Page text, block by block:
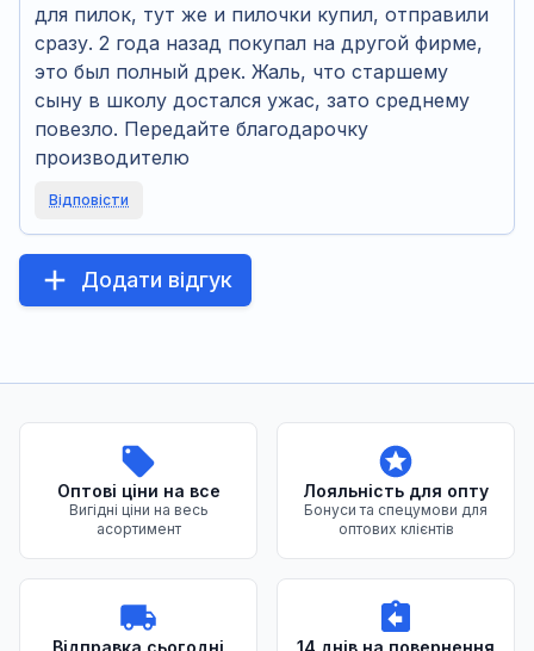
для пилок, тут же и пилочки купил, отправили
сразу. 2 года назад покупал на другой фирме,
это был полный дрек. Жаль, что старшему
сыну в школу достался ужас, зато среднему
повезло. Передайте благодарочку
производителю
Відповісти
Додати відгук
Переваги нашого магазину
Оптові ціни на все
Вигідні ціни на весь
асортимент
Лояльність для опту
Бонуси та спецумови для
оптових клієнтів
Відправка сьогодні 14 днів на повернення